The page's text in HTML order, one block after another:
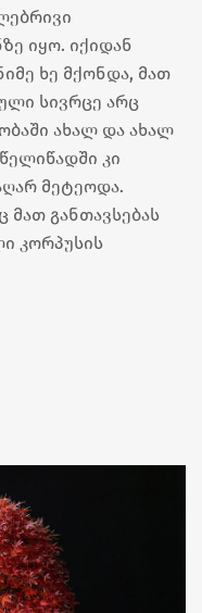
იყო. იქიდან
ხე მქონდა, მათ
სივრცე არც
ახალ და ახალ
კი
მეტეოდა.
განთავსებას
კორპუსის